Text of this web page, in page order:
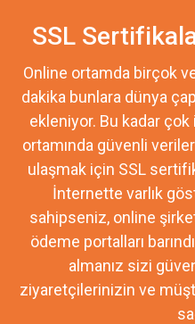
SSL
Online ortamda birçok
dakika bunlara dünya
ekleniyor. Bu kadar çok
ortamında güvenli
ulaşmak için SSL
İnternette varlık
sahipseniz, online
ödeme portalları
almanız sizi
ziyaretçilerinizin ve